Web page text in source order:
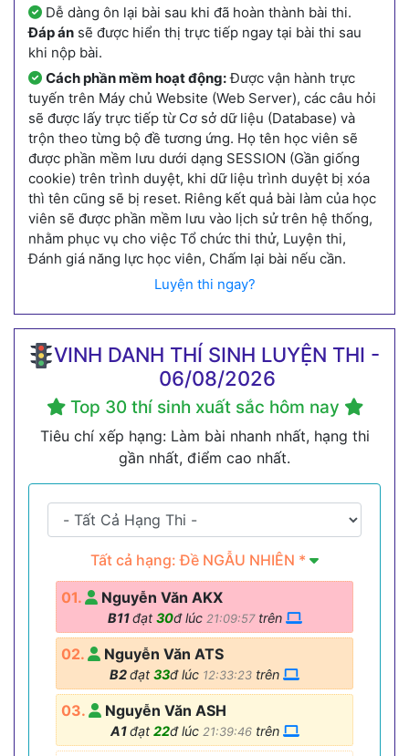
Dễ dàng ôn lại bài sau khi đã hoàn thành bài thi.
Đáp án sẽ được hiển thị trực tiếp ngay tại bài thi sau
khi nộp bài.
Cách phần mềm hoạt động:Được vận hành trực
tuyến trên Máy chủ Website (Web Server), các câu hỏi
sẽ được lấy trực tiếp từ Cơ sở dữ liệu (Database) và
trộn theo từng bộ đề tương ứng. Họ tên học viên sẽ
được phần mềm lưu dưới dạng SESSION (Gần giống
cookie) trên trình duyệt, khi dữ liệu trình duyệt bị xóa
thì tên cũng sẽ bị reset. Riêng kết quả bài làm của học
viên sẽ được phần mềm lưu vào lịch sử trên hệ thống,
nhằm phục vụ cho việc Tổ chức thi thử, Luyện thi,
Đánh giá năng lực học viên, Chấm lại bài nếu cần.
Luyện thi ngay?
VINH DANH THÍ SINH LUYỆN THI -
06/08/2026
Top 30 thí sinh xuất sắc hôm nay
Tiêu chí xếp hạng: Làm bài nhanh nhất, hạng thi
gần nhất, điểm cao nhất.
Tất cả hạng: Đề NGẪU NHIÊN *
01. Nguyễn Văn AKX
B11đạt 30đ lúc 21:09:57trên
02. Nguyễn Văn ATS
B2đạt 33đ lúc 12:33:23 trên
03. Nguyễn Văn ASH
A1đạt 22đ lúc 21:39:46trên